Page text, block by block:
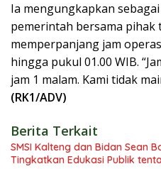
Ia mengungkapkan
pemerintah bersama pihak
memperpanjang jam
hingga pukul 01.00 WIB.
jam 1 malam. Kami tidak
(RK1/ADV)
Berita Terkait
SMSI Kalteng dan Bidan Sean
Tingkatkan Edukasi Publik